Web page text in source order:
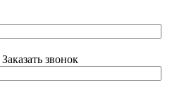
Заказать звонок